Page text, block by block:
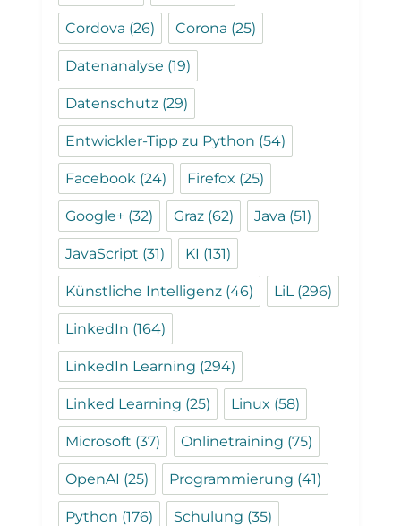
Cordova (26) Corona (25)
Datenanalyse (19)
Datenschutz (29)
Entwickler-Tipp zu Python (54)
Facebook (24) Firefox (25)
Google+ (32) Graz (62) Java (51)
JavaScript (31) KI (131)
Künstliche Intelligenz (46) LiL(296)
LinkedIn (164)
LinkedIn Learning (294)
Linked Learning (25) Linux (58)
Microsoft (37) Onlinetraining (75)
OpenAI (25) Programmierung (41)
Python (176) Schulung (35)